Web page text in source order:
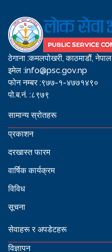
ठेगाना :कमलपोखरी, काठमाडौं, नेपाल
इमेल :info@psc.gov.np
फोन नम्बर :९७७-१-४७७१४९०
पो.ब.नं. :८९७९
सामान्य स्रोतहरू
प्रकाशन
दरखास्त फारम
वार्षिक कार्यक्रम
विविध
सूचना
सेवाहरू र अपडेटहरू
विज्ञापन